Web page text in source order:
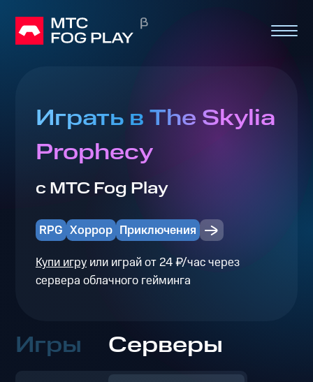
Играть в The Skylia
Prophecy
с МТС Fog Play
RPG Хоррор Приключения
Купи игруили играй от 24 ₽/час через
сервера облачного гейминга
Игры Серверы